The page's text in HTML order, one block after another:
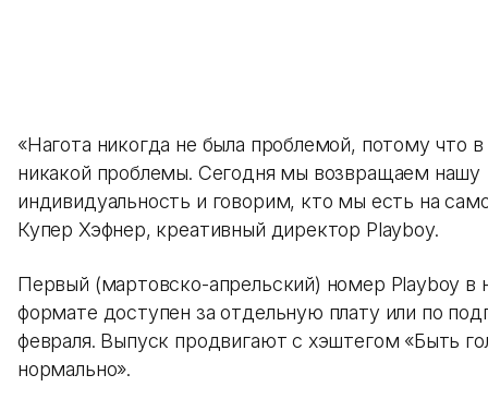
«Нагота никогда не была проблемой, потому что в
никакой проблемы. Сегодня мы возвращаем нашу
индивидуальность и говорим, кто мы есть на
Купер Хэфнер, креативный директор Playboy.
Первый (мартовско-апрельский) номер Playboy в
формате доступен за отдельную плату или по
февраля. Выпуск продвигают с хэштегом «Быть
нормально».